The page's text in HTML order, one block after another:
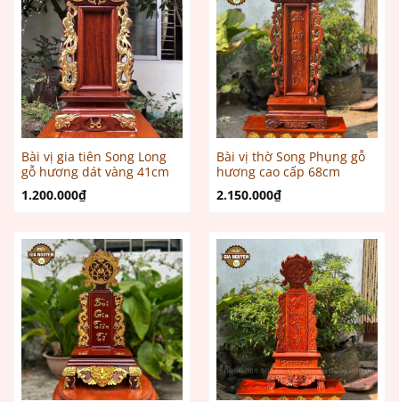
Bài vị gia tiên Song Long
gỗ hương dát vàng 41cm
1.200.000₫
Bài vị thờ Song Phụng gỗ
hương cao cấp 68cm
2.150.000₫